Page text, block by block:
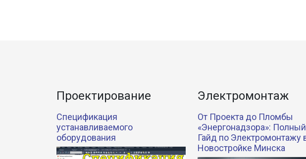
Проектирование
Спецификация
устанавливаемого
оборудования
Электромонтаж
От Проекта до Пломбы
«Энергонадзора»: Полный
Гайд по Электромонтажу
Новостройке Минска